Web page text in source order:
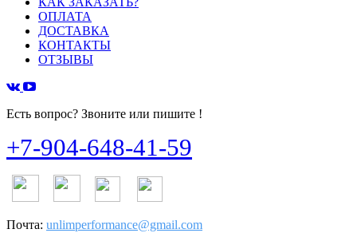
ОПЛАТА
ДОСТАВКА
КОНТАКТЫ
ОТЗЫВЫ
Есть вопрос? Звоните или пишите !
+7-904-648-41-59
Почта: unlimperformance@gmail.com